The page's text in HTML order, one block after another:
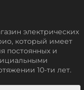
электрических
который имеет
постоянных и
10-ти лет.